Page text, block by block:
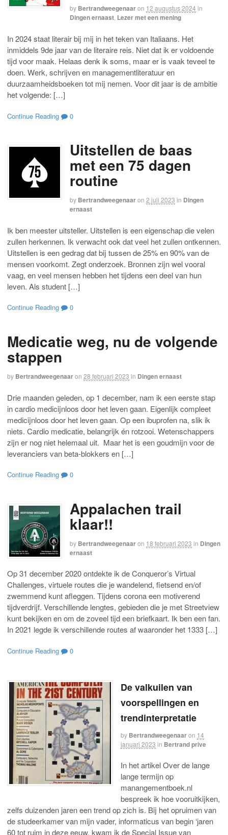
by Bertrandweegenaaron 12 augustus 2024 in
Dingen ernaast Lezer met een mening
In 2024 staat literair bij mij in het teken van Italiaans. Het
inmiddels 9de jaar van de literaire reis. Niet dat ik er voldoende
tijd voor maak. Helaas denk ik soms, maar er is vaak teveel te
doen. Werk, schrijven en managementliteratuur en
duurzaamheidsboeken tot mij nemen. Voor dit jaar is de ambitie
het volgende: […]
Continue Reading 0
Uitstellen de baas
met een 75 dagen
routine
by Bertrandweegenaaron 2 juli 2023 in Dingen
ernaast
Ik ben meester uitsteller. Uitstellen is een eigenschap die velen
zullen herkennen. Ik verwacht ook dat veel het zullen ontkennen.
Uitstellen is een gedrag dat bij tussen de 25% en 90% van de
mensen voorkomt. Zegt onderzoek. Bronnen zijn wel vooral
vaag, en veel mensen hebben het tijdens een deel van hun
leven. Als student […]
Continue Reading 0
Medicatie weg, nu de volgende
stappen
by Bertrandweegenaaron 28 februari 2023 in Dingen ernaast
Drie maanden geleden, op 1 december, nam ik een eerste stap
in cardio medicijnloos door het leven gaan. Eigenlijk compleet
medicijnloos door het leven gaan. Op een ibuprofen na, slik ik
niets. Cardio medicatie, belangrijk én rotzooi. Wetenschappers
zijn er nog niet helemaal uit. Maar het is een goudmijn voor de
leveranciers van beta-blokkers en […]
Continue Reading 0
Appalachen trail
klaar!!
by Bertrandweegenaaron 18 februari 2023 in Dingen
ernaast
Op 31 december 2020 ontdekte ik de Conqueror’s Virtual
Challenges, virtuele routes die je wandelend, fietsend en/of
zwemmend kunt afleggen. Tijdens corona een motiverend
tijdverdrijf. Verschillende lengtes, gebieden die je met Streetview
kunt bekijken en om de zoveel tijd een briefkaart. Ik ben een fan.
In 2021 legde ik verschillende routes af waaronder het 1333 […]
Continue Reading 0
De valkuilen van
voorspellingen en
trendinterpretatie
by Bertrandweegenaaron 14
januari 2023 in Bertrand prive
In het artikel Over de lange
lange termijn op
manangementboek.nl
bespreek ik hoe vooruitkijken,
zelfs duizenden jaren een trend op zich is. Bij het opruimen van
de studeerkamer van mijn vader, informaticus van begin ‘jaren
60 tot ruim in deze eeuw, kwam ik de Special Issue van